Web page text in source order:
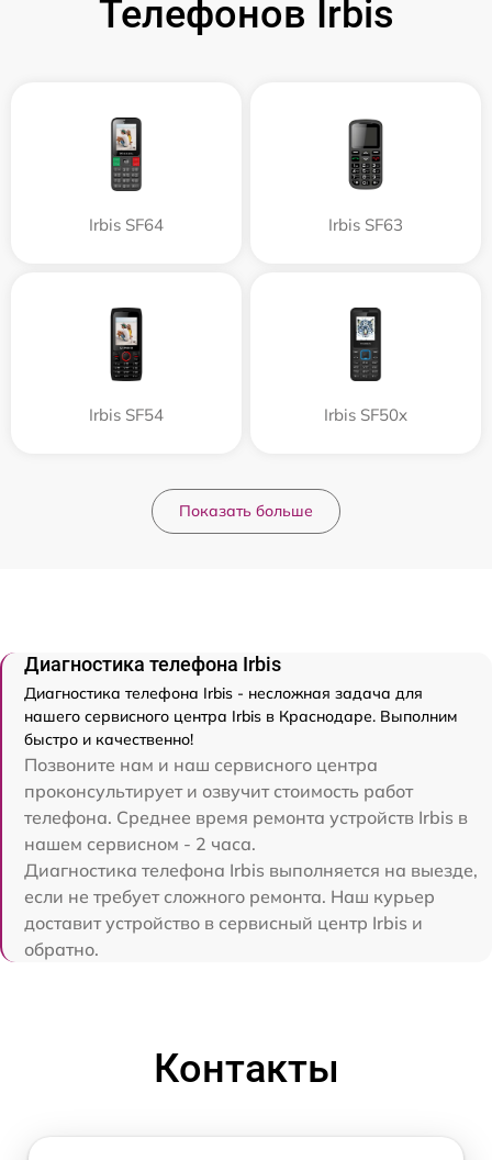
Телефонов Irbis
Irbis SF64 Irbis SF63
Irbis SF54 Irbis SF50x
Показать больше
Диагностика телефона Irbis
Диагностика телефона Irbis - несложная задача для
нашего сервисного центра Irbis в Краснодаре. Выполним
быстро и качественно!
Позвоните нам и наш сервисного центра
проконсультирует и озвучит стоимость работ
телефона. Среднее время ремонта устройств Irbis в
нашем сервисном - 2 часа.
Диагностика телефона Irbis выполняется на выезде,
если не требует сложного ремонта. Наш курьер
доставит устройство в сервисный центр Irbis и
обратно.
Контакты